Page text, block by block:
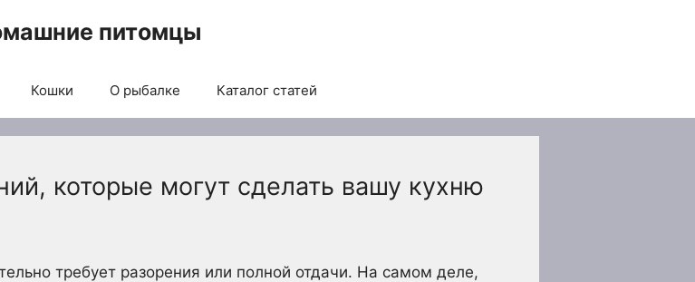
питомцы
Кошки О рыбалке Каталог статей
которые могут сделать вашу кухню
требует разорения или полной отдачи. На самом деле,